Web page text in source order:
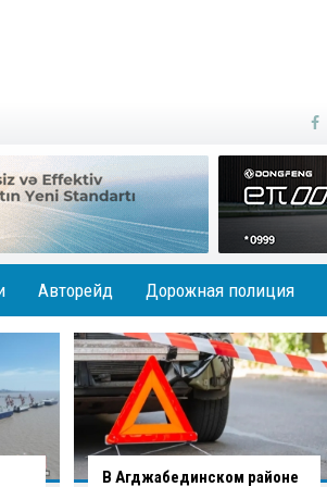
Авторейд Дорожная полиция
В Хырдалане обрушился